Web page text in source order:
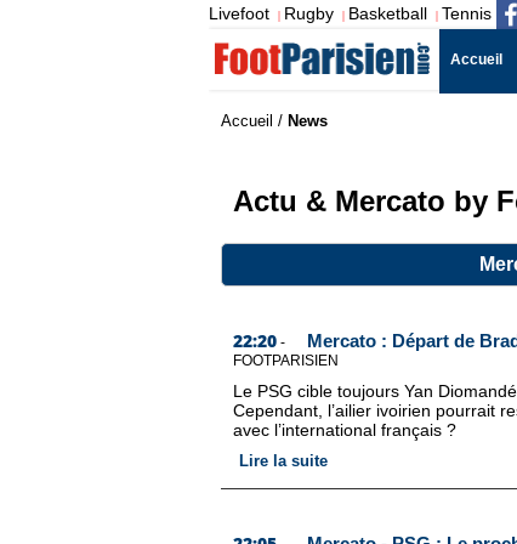
Livefoot | Rugby | Basketball | Tennis
Accueil
Accueil / News
Actu & Mercato by
22:20 - Mercato : Départ de
FOOTPARISIEN
Le PSG cible toujours Yan
Cependant, l’ailier ivoirien pourrait
avec l’international français ?
Lire la suite